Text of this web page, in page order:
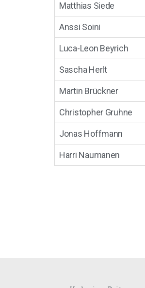
Matthias Siede
Anssi Soini
Luca-Leon Beyrich
Sascha Herlt
Martin Brückner
Christopher Gruhne
Jonas Hoffmann
Harri Naumanen